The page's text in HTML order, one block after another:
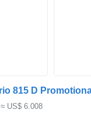
≈ US$ 6.008